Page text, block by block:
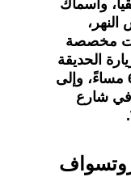
وأسماك
مخصصة
الحديقة
يوميًا من الساعة 9 صباحًا إلى 6 مساءً، وإلى
في شارع